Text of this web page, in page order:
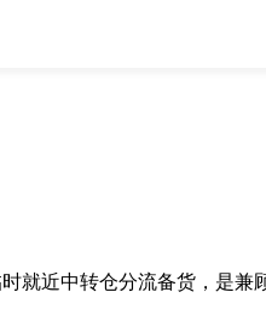
近中转仓分流备货，是兼